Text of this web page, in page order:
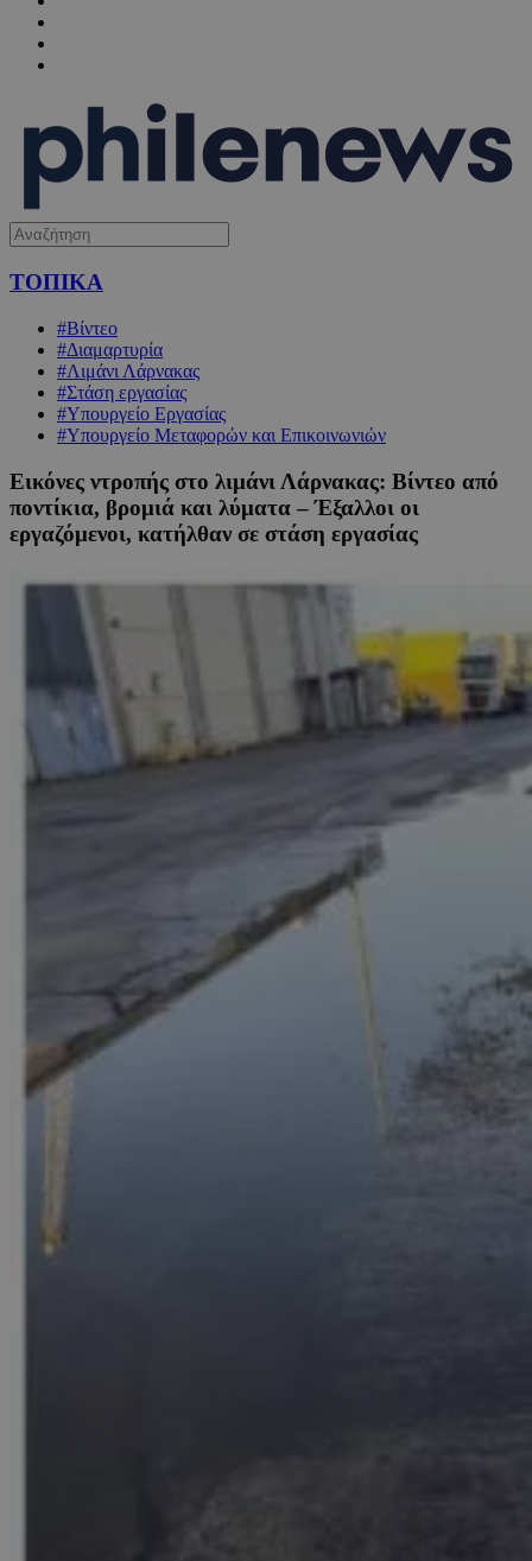
ΤΟΠΙΚΑ
#Βίντεο
#Διαμαρτυρία
#Λιμάνι Λάρνακας
#Στάση εργασίας
#Υπουργείο Εργασίας
#Υπουργείο Μεταφορών και Επικοινωνιών
Εικόνες ντροπής στο λιμάνι Λάρνακας: Βίντεο από
ποντίκια, βρομιά και λύματα – Έξαλλοι οι
εργαζόμενοι, κατήλθαν σε στάση εργασίας